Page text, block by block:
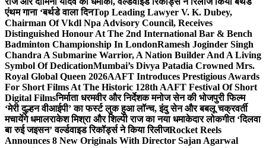
एंथम गाना ‘बर्थडे वाला दिनTop Leading Lawyer V. K. Dubey,
Chairman Of Vkdl Npa Advisory Council, Receives
Distinguished Honour At The 2nd International Bar & Bench
Badminton Championship In LondonRamesh Joginder Singh
Chandra A Submarine Warrior, A Nation Builder And A Living
Symbol Of DedicationMumbai’s Divya Patadia Crowned Mrs.
Royal Global Queen 2026AAFT Introduces Prestigious Awards
For Short Films At The Historic 128th AAFT Festival Of Short
Digital Filmsनिर्माता धरमवीर और निर्देशक मनोज सेन की भोजपुरी फिल्म
‘मेरी दुल्हन वीआईपी’ का फर्स्ट लुक हुआ लॉन्च, इंदु सेन और बबलू चक्रवर्ती
मचायेंगे धमालराकेश मिश्रा और शिल्पी राज का नया धमाकेदार लोकगीत ‘दिलवा
बा रुई जइसन’ वर्ल्डवाइड रिकॉर्ड्स ने किया रिलीजRocket Reels
Announces 8 New Originals With Director Sajan Agarwal